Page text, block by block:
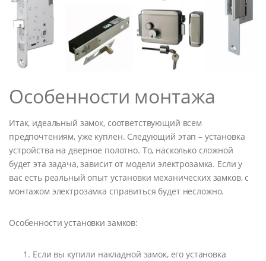
Особенности монтажа
Итак, идеальный замок, соответствующий всем
предпочтениям, уже куплен. Следующий этап – установка
устройства на дверное полотно. То, насколько сложной
будет эта задача, зависит от модели электрозамка. Если у
вас есть реальный опыт установки механических замков, с
монтажом электрозамка справиться будет несложно.
Особенности установки замков:
Если вы купили накладной замок, его установка